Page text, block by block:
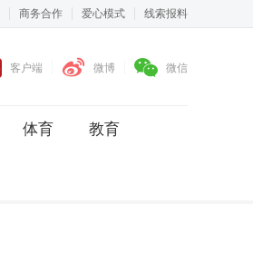
商务合作 爱心模式 线索报料
客户端 微博 微信
体育 教育